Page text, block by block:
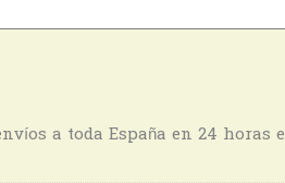
a toda España en 24 horas e